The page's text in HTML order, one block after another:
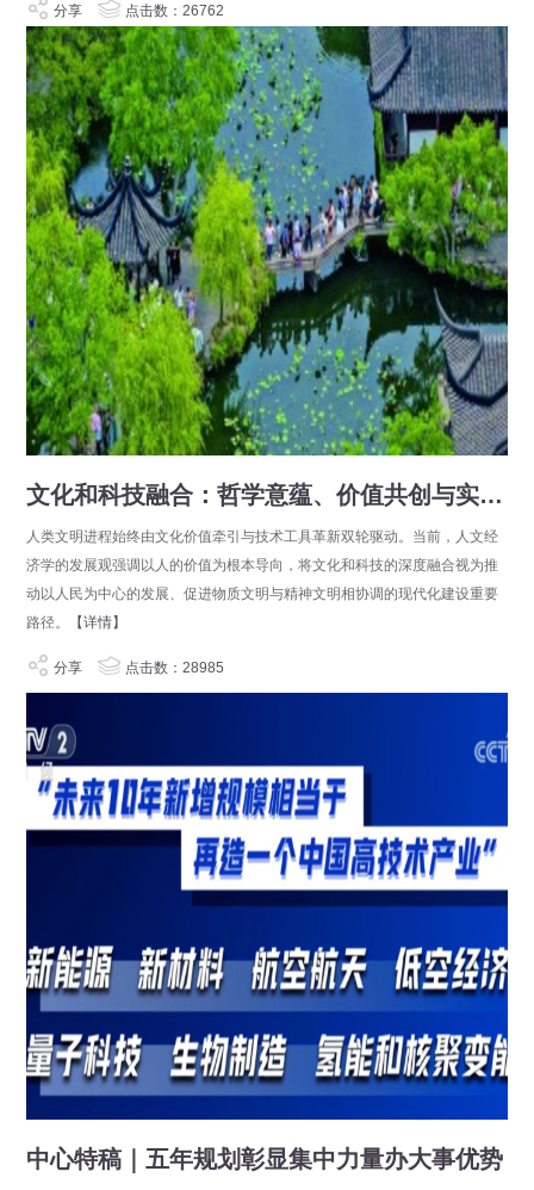
分享 点击数：26762
文化和科技融合：哲学意蕴、价值共创与实践进路
人类文明进程始终由文化价值牵引与技术工具革新双轮驱动。当前，人文经
济学的发展观强调以人的价值为根本导向，将文化和科技的深度融合视为推
动以人民为中心的发展、促进物质文明与精神文明相协调的现代化建设重要
路径。
【详情】
分享 点击数：28985
中心特稿｜五年规划彰显集中力量办大事优势